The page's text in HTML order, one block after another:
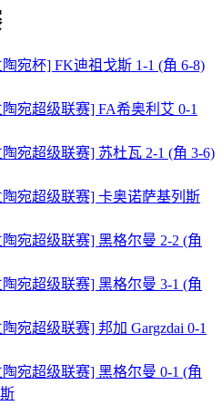
陶宛杯] FK迪祖戈斯 1-1 (角 6-8)
陶宛超级联赛] FA希奥利艾 0-1
陶宛超级联赛] 苏杜瓦 2-1 (角 3-6)
陶宛超级联赛] 卡奥诺萨基列斯
陶宛超级联赛] 黑格尔曼 2-2 (角
陶宛超级联赛] 黑格尔曼 3-1 (角
宛超级联赛] 邦加 Gargzdai 0-1
陶宛超级联赛] 黑格尔曼 0-1 (角